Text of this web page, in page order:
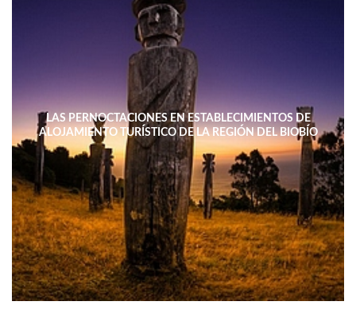
LAS PERNOCTACIONES EN ESTABLECIMIENTOS DE
ALOJAMIENTO TURÍSTICO DE LA REGIÓN DEL BIOBÍO
DISMINUYERON 15,4% INTERANUAL